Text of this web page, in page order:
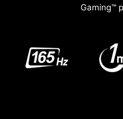
Gaming™